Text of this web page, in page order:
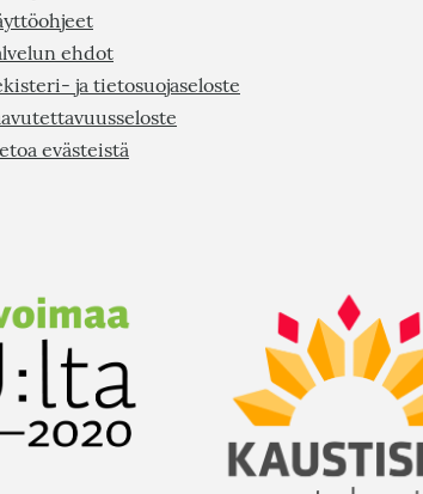
ehdot
ja tietosuojaseloste
evästeistä